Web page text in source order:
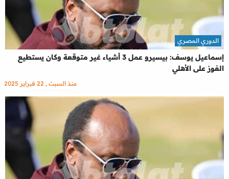
إسماعيل يوسف: بيسيرو عمل 3 أشياء غير متوقعة وكان يستطيع
الفوز على الأهلي
الدوري المصري
منذ السبت , 22 فبراير 2025